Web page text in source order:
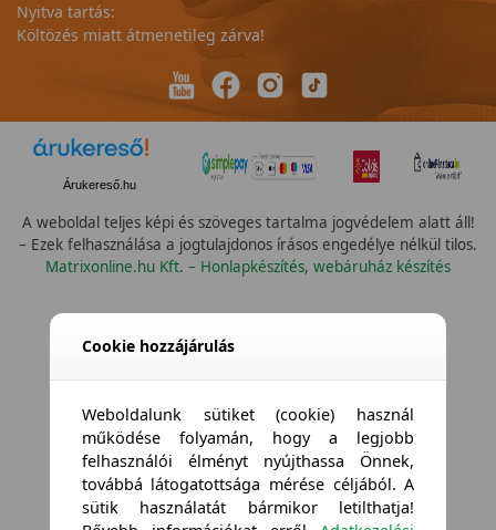
Nyitva tartás:
Költözés miatt átmenetileg zárva!
Árukereső.hu
A weboldal teljes képi és szöveges tartalma jogvédelem alatt áll!
– Ezek felhasználása a jogtulajdonos írásos engedélye nélkül tilos.
Matrixonline.hu Kft. – Honlapkészítés, webáruház készítés
Cookie hozzájárulás
Weboldalunk sütiket (cookie) használ
működése folyamán, hogy a legjobb
felhasználói élményt nyújthassa Önnek,
továbbá látogatottsága mérése céljából. A
sütik használatát bármikor letilthatja!
Összes vízállóság